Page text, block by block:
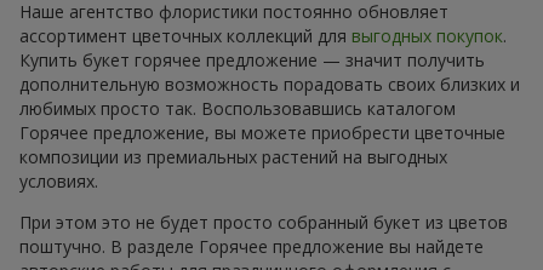
Наше агентство флористики постоянно обновляет
ассортимент цветочных коллекций для выгодных покупок.
Купить букет горячее предложение — значит получить
дополнительную возможность порадовать своих близких и
любимых просто так. Воспользовавшись каталогом
Горячее предложение, вы можете приобрести цветочные
композиции из премиальных растений на выгодных
условиях.
При этом это не будет просто собранный букет из цветов
поштучно. В разделе Горячее предложение вы найдете